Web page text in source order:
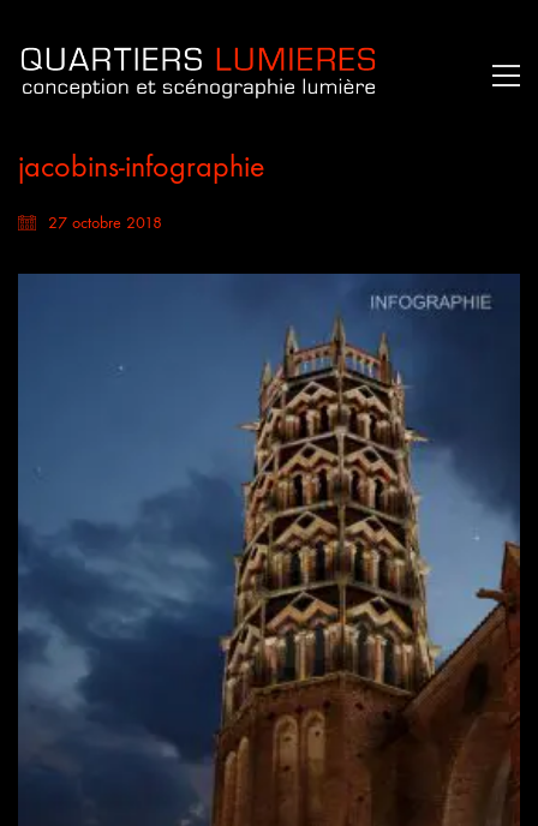
jacobins-infographie
27 octobre 2018